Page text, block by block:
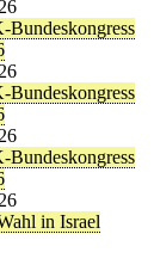
in Israel